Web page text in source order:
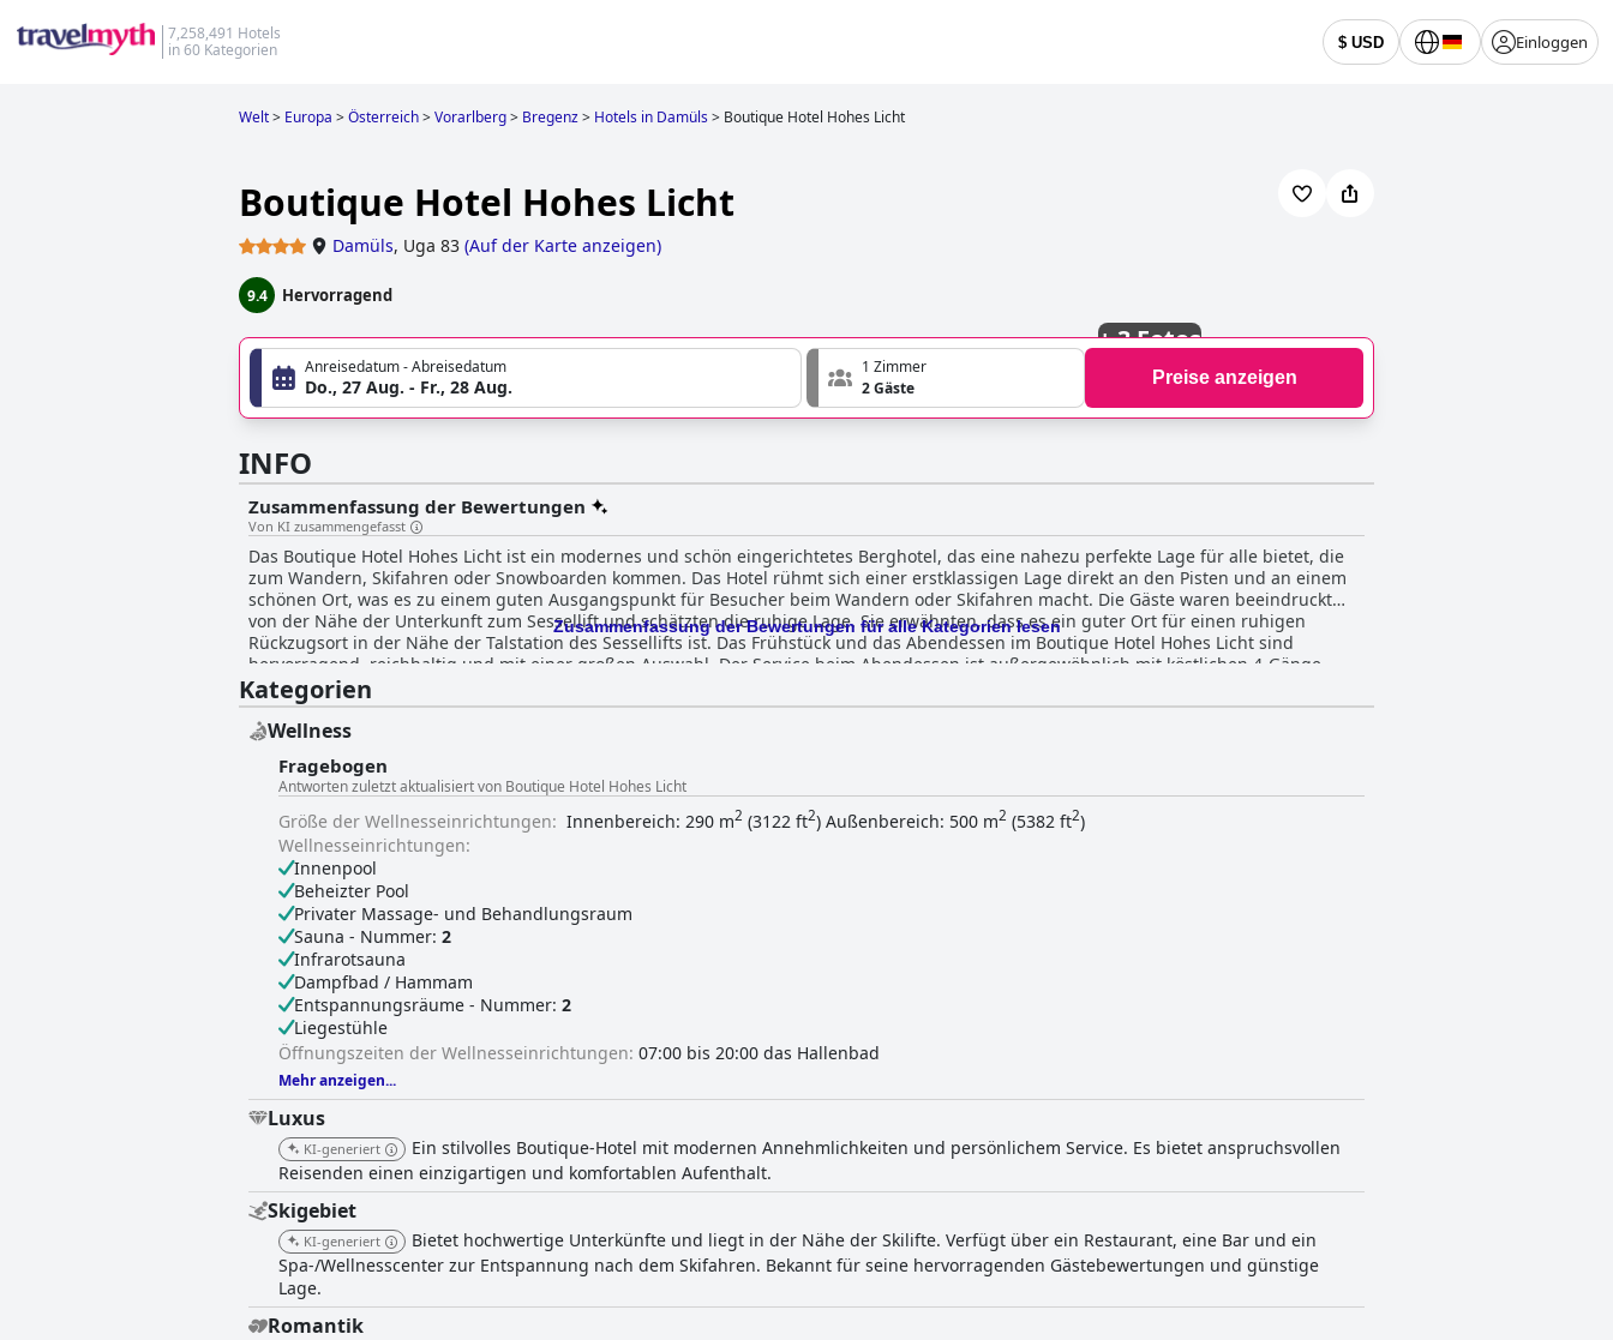
7,258,491 Hotels
in 60 Kategorien
$ USD Einloggen
Welt> Europa >Österreich>Vorarlberg> Bregenz> Hotels in Damüls> Boutique Hotel Hohes Licht
Boutique Hotel Hohes Licht
Damüls, Uga 83 (Auf der Karte anzeigen)
9.4 Hervorragend
+3 Fotos
Anreisedatum - Abreisedatum
Do., 27 Aug. - Fr., 28 Aug.
1 Zimmer
2 Gäste
Preise anzeigen
INFO
Zusammenfassung der Bewertungen
Von KI zusammengefasst
Das Boutique Hotel Hohes Licht ist ein modernes und schön eingerichtetes Berghotel, das eine nahezu perfekte Lage für alle bietet, die
zum Wandern, Skifahren oder Snowboarden kommen. Das Hotel rühmt sich einer erstklassigen Lage direkt an den Pisten und an einem
schönen Ort, was es zu einem guten Ausgangspunkt für Besucher beim Wandern oder Skifahren macht. Die Gäste waren beeindruckt
von der Nähe der Unterkunft zum Sessellift und schätzten die ruhige Lage. Sie erwähnten, dass es ein guter Ort für einen ruhigen
Rückzugsort in der Nähe der Talstation des Sessellifts ist. Das Frühstück und das Abendessen im Boutique Hotel Hohes Licht sind
hervorragend, reichhaltig und mit einer großen Auswahl. Der Service beim Abendessen ist außergewöhnlich mit köstlichen 4-Gänge-
Abendmenüs, die sowohl abwechslungsreich als auch exquisit sind. Die talentierten Küchenchefs des Hotels verwenden lokale und
saisonale Zutaten und sorgen so für ein wirklich einzigartiges Esserlebnis. Die hellen, modernen und makellos sauberen Zimmer sind mit
hochwertigen Möbeln ausgestattet, die für einen angenehmen Aufenthalt sorgen. Das Hotel ist makellos sauber, und zwar überall, wo
fühlen, und ihre Liebe zum Detail hebt die Qualität des angebotenen Services noch weiter an. Das Spa ist ein herausragendes Merkmal
des Hotels und die Gäste loben die getrennten Bereiche für Familien und Erwachsene. Insgesamt ist das Boutique Hotel Hohes Licht ein
ideales Ziel für alle, die einen entspannenden und komfortablen Urlaub in den Bergen verbringen möchten.
Zusammenfassung der Bewertungen für alle Kategorien lesen
Kategorien
Wellness
Fragebogen
Antworten zuletzt aktualisiert von Boutique Hotel Hohes Licht
Größe der Wellnesseinrichtungen: Innenbereich: 290 m2 (3122 ft2) Außenbereich: 500 m2 (5382 ft2)
Wellnesseinrichtungen:
Innenpool
Beheizter Pool
Privater Massage- und Behandlungsraum
Sauna - Nummer: 2
Infrarotsauna
Dampfbad / Hammam
Entspannungsräume - Nummer: 2
Liegestühle
Öffnungszeiten der Wellnesseinrichtungen: 07:00 bis 20:00 das Hallenbad
Mehr anzeigen...
Luxus
KI-generiert
Ein stilvolles Boutique-Hotel mit modernen Annehmlichkeiten und persönlichem Service. Es bietet anspruchsvollen
Reisenden einen einzigartigen und komfortablen Aufenthalt.
Skigebiet
KI-generiert
Bietet hochwertige Unterkünfte und liegt in der Nähe der Skilifte. Verfügt über ein Restaurant, eine Bar und ein
Spa-/Wellnesscenter zur Entspannung nach dem Skifahren. Bekannt für seine hervorragenden Gästebewertungen und günstige
Lage.
Romantik